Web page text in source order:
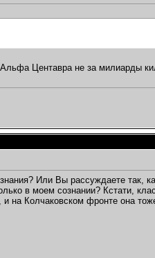
Центавра не за милиарды
Или Вы рассуждаете так,
в моем сознании? Кстати,
на Колчаковском фронте она